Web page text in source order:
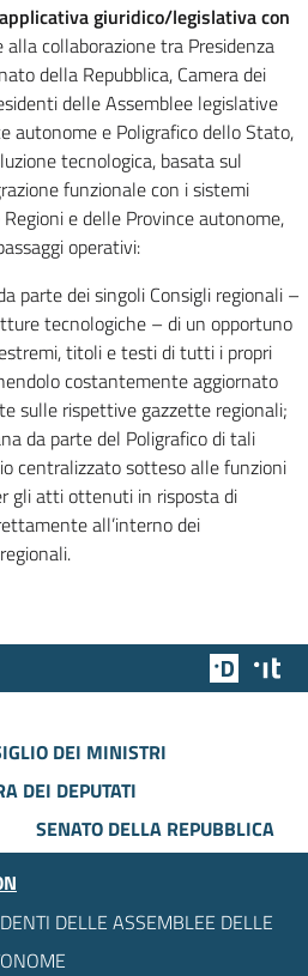
giuridico/legislativa con
alla collaborazione tra Presidenza
della Repubblica, Camera dei
delle Assemblee legislative
autonome e Poligrafico dello Stato,
tecnologica, basata sul
funzionale con i sistemi
e delle Province autonome,
operativi:
parte dei singoli Consigli regionali –
tecnologiche – di un opportuno
titoli e testi di tutti i propri
costantemente aggiornato
sulle rispettive gazzette regionali;
da parte del Poligrafico di tali
centralizzato sotteso alle funzioni
gli atti ottenuti in risposta di
all’interno dei
Team
DEI MINISTRI
DEI DEPUTATI
SENATO DELLA REPUBBLICA
DELLE ASSEMBLEE DELLE